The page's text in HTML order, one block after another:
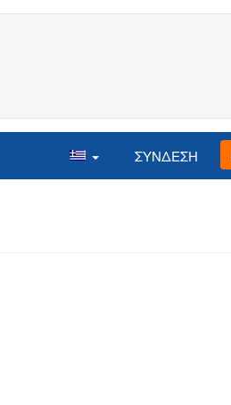
ΣΥΝΔΕΣΗ